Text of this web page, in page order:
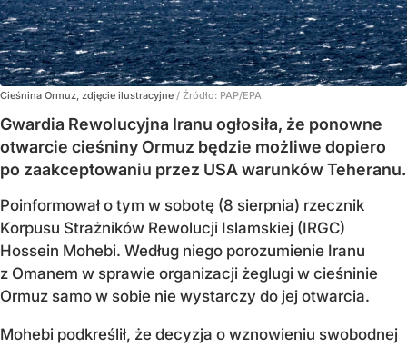
Cieśnina Ormuz, zdjęcie ilustracyjne / Źródło: PAP/EPA
Gwardia Rewolucyjna Iranu ogłosiła, że ponowne
otwarcie cieśniny Ormuz będzie możliwe dopiero
po zaakceptowaniu przez USA warunków Teheranu.
Poinformował o tym w sobotę (8 sierpnia) rzecznik
Korpusu Strażników Rewolucji Islamskiej (IRGC)
Hossein Mohebi. Według niego porozumienie Iranu
z Omanem w sprawie organizacji żeglugi w cieśninie
Ormuz samo w sobie nie wystarczy do jej otwarcia.
Mohebi podkreślił, że decyzja o wznowieniu swobodnej